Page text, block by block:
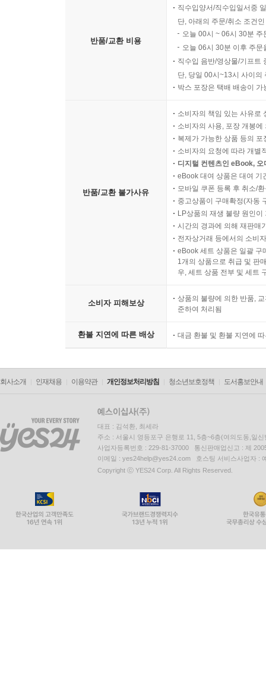
반품/교환 비용
직수입양서/직수입일서중
단, 아래의 주문/취소 조건
오늘 00시 ~ 06시 30분
오늘 06시 30분 이후 주
직수입 음반/영상물/기프트
단, 당일 00시~13시 사이의
박스 포장은 택배 배송이
반품/교환 불가사유
소비자의 책임 있는 사유로
소비자의 사용, 포장 개봉
복제가 가능한 상품 등의
소비자의 요청에 따라 개별
디지털 컨텐츠인 eBook,
eBook 대여 상품은 대여 기
모바일 쿠폰 등록 후 취소/
중고상품이 구매확정(자동
LP상품의 재생 불량 원인
시간의 경과에 의해 재판매
전자상거래 등에서의 소비
eBook 세트 상품은 일괄 구
1개의 상품으로 취급 및 판
우, 세트 상품 전부 및 세트
소비자 피해보상
상품의 불량에 의한 반품,
준하여 처리됨
환불 지연에 따른 배상 대금 환불 및 환불 지연에
회사소개 인재채용 이용약관 개인정보처리방침 청소년보호정책 도서홍보안내
대표 : 김석환, 최세라
주소 : 서울시 영등포구 은행로 11, 5층~6층(여의도동,일신
사업자등록번호 : 229-81-37000 통신판매업신고 : 제
이메일 : yes24help@yes24.com 호스팅 서비스사업자 :
Copyright ⓒ YES24 Corp. All Rights Reserved.